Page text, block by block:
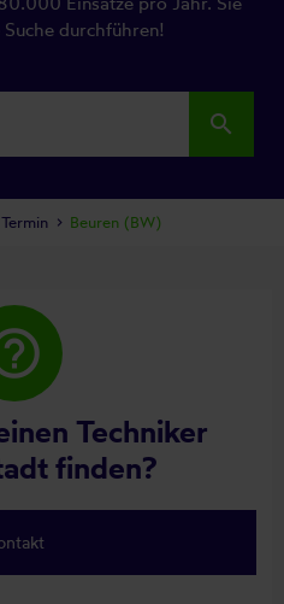
Suche durchführen!
search
Techniker
finden?
Beuren (BW)